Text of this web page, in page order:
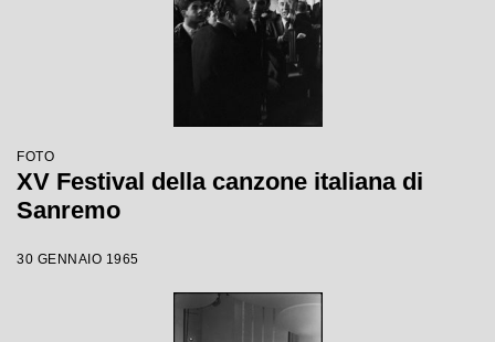
FOTO
XV Festival della canzone italiana di
Sanremo
30 GENNAIO 1965